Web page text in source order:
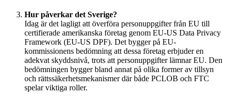
Hur påverkar det Sverige?
Idag är det lagligt att överföra personuppgifter från EU till
certifierade amerikanska företag genom EU-US Data Privacy
Framework (EU-US DPF). Det bygger på EU-
kommissionens bedömning att dessa företag erbjuder en
adekvat skyddsnivå, trots att personuppgifter lämnar EU. Den
bedömningen bygger bland annat på olika former av tillsyn
och rättssäkerhetsmekanismer där både PCLOB och FTC
spelar viktiga roller.